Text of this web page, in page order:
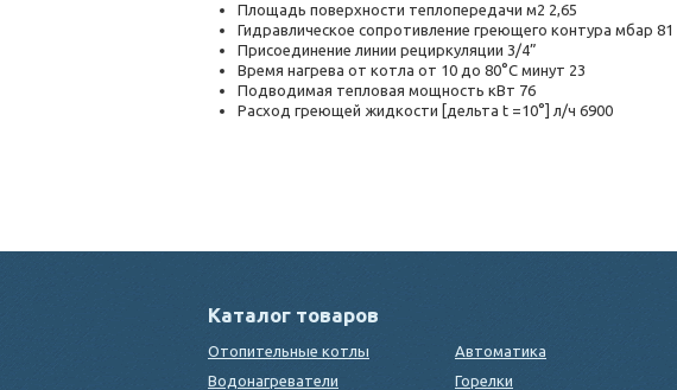
Площадь поверхности теплопередачи м2 2,65
Гидравлическое сопротивление греющего контура мбар 81
Присоединение линии рециркуляции 3/4”
Время нагрева от котла от 10 до 80°C минут 23
Подводимая тепловая мощность кВт 76
Расход греющей жидкости [дельта t =10°] л/ч 6900
Каталог товаров
Отопительные котлы
Автоматика
Водонагреватели
Горелки